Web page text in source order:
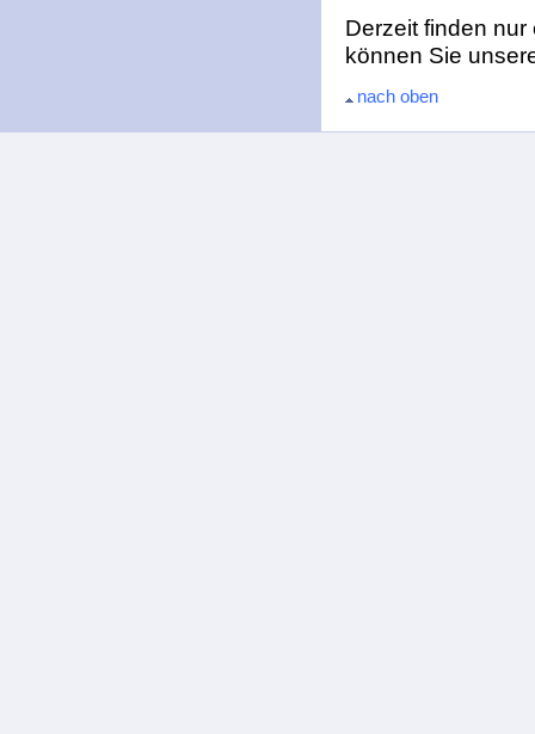
Derzeit finden
können Sie
nach oben